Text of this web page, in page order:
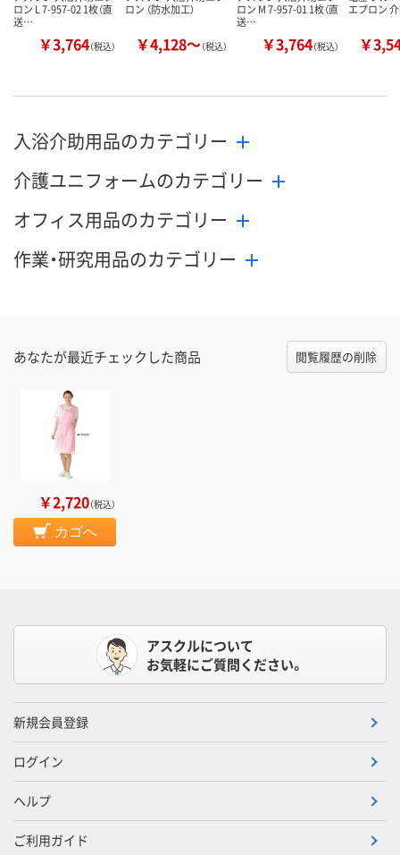
ロン L 7-957-02 1枚（直
送…
￥3,764（税込）
ロン （防水加工）
￥4,128～（税込）
ロン M 7-957-01 1枚（直
送…
￥3,764（税込）
エプロン
￥
入浴介助用品のカテゴリー
介護ユニフォームのカテゴリー
オフィス用品のカテゴリー
作業・研究用品のカテゴリー
あなたが最近チェックした商品 閲覧履歴の削除
￥2,720（税込）
カゴへ
アスクルについて
お気軽にご質問ください。
新規会員登録
ログイン
ヘルプ
ご利用ガイド